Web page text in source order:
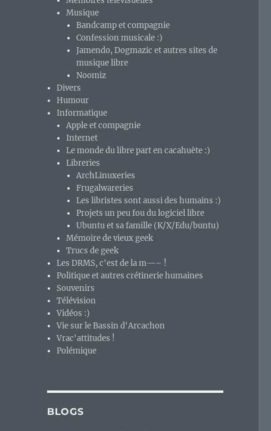
Musique
Bandcamp et compagnie
Confession musicale :)
Jamendo, Dogmazic et autres sites de
musique libre
Noomiz
Divers
Humour
Informatique
Apple et compagnie
Internet
Le monde du libre part en cacahuète :)
Libreries
ArchLinuxeries
Frugalwareries
Les libristes sont aussi des humains :)
Projets un peu fou du logiciel libre
Ubuntu et sa famille (K/X/Edu/buntu)
Mémoire de vieux geek
Trucs de geek
Les DRMS, c'est de la m—– !
Politique et autres crétinerie humaines
Souvenirs
Télévision
Vidéos :)
Vie sur le Bassin d'Arcachon
Vrac'attitudes !
Polémique
BLOGS